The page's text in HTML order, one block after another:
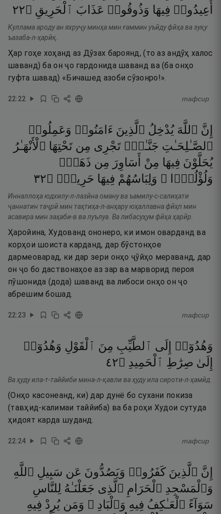
أُعِيدُوا۟ فِيهَا وَذُوقُوا۟ عَذَابَ ٱلْحَرِيقِ ۝٢٢
Куллама ароду ан яхруҷу минҳа мин ғаммин уъӣду фӣҳа ва зуқу
ъазаба-л-ҳарӣқ.
Ҳар гоҳе хоҳанд аз Дӯзах бароянд, (то аз андӯҳ халос
шаванд) ба он ҷо гардонида шаванд ва (ба онҳо
гуфта шавад) «Бичашед азоби сӯзонро!».
22:22 тафсир
إِنَّ ٱللَّهَ يُدْخِلُ ٱلَّذِينَ ءَامَنُوا۟ وَعَمِلُوا۟
ٱلصَّـٰلِحَـٰتِ جَنَّـٰتٍۢ تَجْرِى مِن تَحْتِهَا ٱلْأَنْهَـٰرُ
يُحَلَّوْنَ فِيهَا مِنْ أَسَاوِرَ مِن ذَهَبٍۢ
وَلُؤْلُؤًۭا ۖ وَلِبَاسُهُمْ فِيهَا حَرِيرٌۭ ۝٢٣
Инналлоҳа юдхилу-л-лазӣна оману ва ъамилу-с-салиҳати
ҷаннатин таҷрӣ мин таҳтиҳа-л-анҳару юҳаллавна фӣҳп мин
асавира мин заҳаби-в ва луълуа. Ва либасуҳум фӣҳа ҳарӣр.
Ҳаройина, Худованд ононеро, ки имон оварданд ва
корҳои шоиста карданд, дар бӯстонҳое
дармеоварад, ки дар зери онҳо ҷӯйҳо мераванд, дар
он ҷо бо даствонаҳое аз зар ва марворид пероя
пӯшонида (дода) шаванд ва либоси онҳо он ҷо
абрешим бошад.
22:23 тафсир
وَهُدُوٓا۟ إِلَى ٱلطَّيِّبِ مِنَ ٱلْقَوْلِ وَهُدُوٓا۟
إِلَىٰ صِرَٰطِ ٱلْحَمِيدِ ۝٢٤
Ва ҳуду ила-т-таййиби мина-л-қавли ва ҳуду ила сироти-л-ҳамӣд.
(Онҳо касонеанд, ки) дар дунё бо сухани покиза
(тавҳид-калимаи таййиба) ва ба роҳи Худои сутуда
ҳидоят карда шуданд.
22:24 тафсир
إِنَّ ٱلَّذِينَ كَفَرُوا۟ وَيَصُدُّونَ عَن سَبِيلِ ٱللَّهِ
وَٱلْمَسْجِدِ ٱلْحَرَامِ ٱلَّذِى جَعَلْنَـٰهُ لِلنَّاسِ
سَوَآءً ٱلْعَـٰكِفُ فِيهِ وَٱلْبَادِ ۚ وَمَن يُرِدْ فِيهِ